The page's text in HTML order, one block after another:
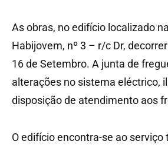
As obras, no edifício localizado
Habijovem, nº 3 – r/c Dr,
16 de Setembro. A junta de
alterações no sistema eléctrico,
disposição de atendimento aos
O edifício encontra-se ao serviço